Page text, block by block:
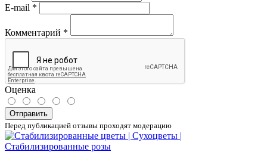
E-mail *
Комментарий *
Оценка
Отправить
Перед публикацией отзывы проходят модерацию